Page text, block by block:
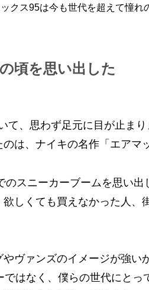
クス95は今も世代を超えて憧れ
頃を思い出した
て、思わず足元に目が止ま
は、ナイキの名作「エアマ
スニーカーブームを思い出
しくても買えなかった人、
ヴァンズのイメージが強い
はなく、僕らの世代にとっ